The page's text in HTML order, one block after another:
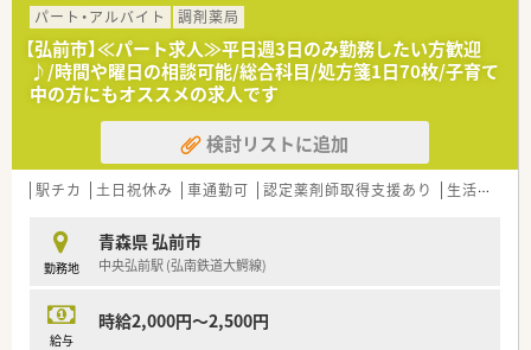
パート・アルバイト
調剤薬局
【弘前市】≪パート求人≫平日週3日のみ勤務したい方歓迎
♪/時間や曜日の相談可能/総合科目/処方箋1日70枚/子育て
中の方にもオススメの求人です
検討リストに追加
駅チカ 土日祝休み 車通勤可 認定薬剤師取得支援あり 生活環境充実
勤務地
青森県 弘前市
中央弘前駅 (弘南鉄道大鰐線)
給与
時給2,000円～2,500円